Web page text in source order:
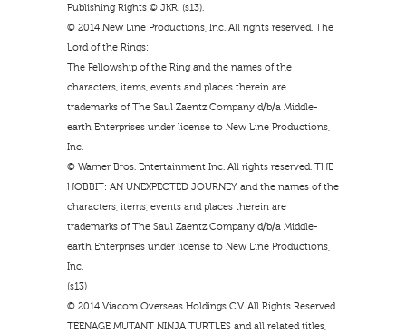
Publishing Rights © JKR. (s13).
© 2014 New Line Productions, Inc. All rights reserved. The
Lord of the Rings:
The Fellowship of the Ring and the names of the
characters, items, events and places therein are
trademarks of The Saul Zaentz Company d/b/a Middle-
earth Enterprises under license to New Line Productions,
Inc.
© Warner Bros. Entertainment Inc. All rights reserved. THE
HOBBIT: AN UNEXPECTED JOURNEY and the names of the
characters, items, events and places therein are
trademarks of The Saul Zaentz Company d/b/a Middle-
earth Enterprises under license to New Line Productions,
Inc.
(s13)
© 2014 Viacom Overseas Holdings C.V. All Rights Reserved.
TEENAGE MUTANT NINJA TURTLES and all related titles,